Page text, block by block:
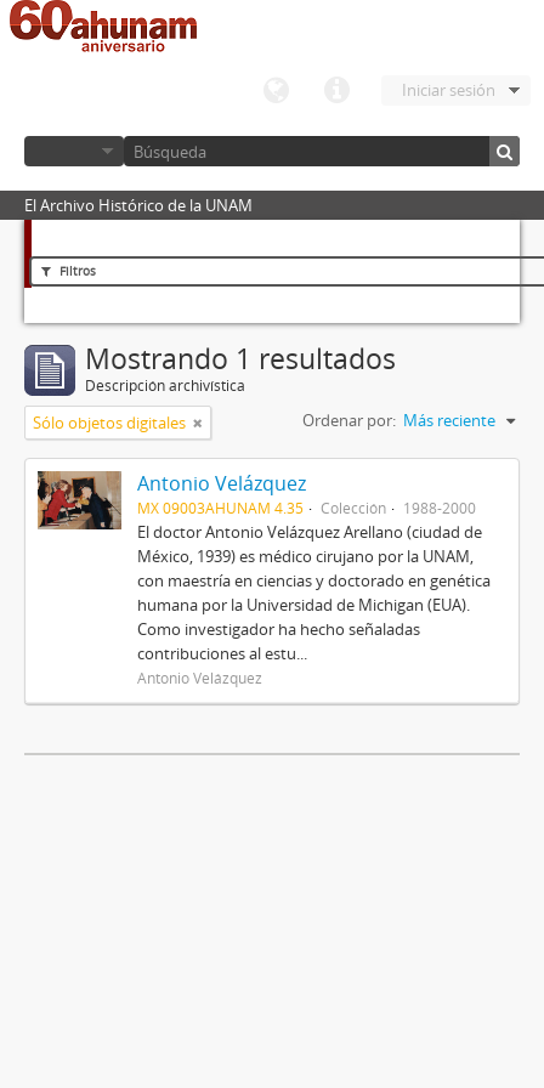
Iniciar sesión
El Archivo Histórico de la UNAM
Filtros
Mostrando 1 resultados
Descripción archivística
Sólo objetos digitales Ordenar por: Más reciente
Antonio Velázquez
MX 09003AHUNAM 4.35 Colección 1988-2000
El doctor Antonio Velázquez Arellano (ciudad de
México, 1939) es médico cirujano por la UNAM,
con maestría en ciencias y doctorado en genética
humana por la Universidad de Michigan (EUA).
Como investigador ha hecho señaladas
contribuciones al estu...
Antonio Velázquez